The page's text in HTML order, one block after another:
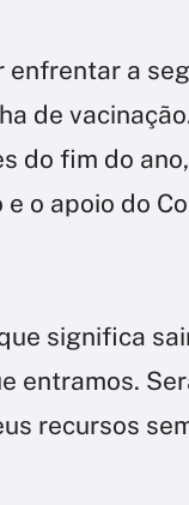
enfrentar a
de
do fim do
o apoio do
significa
entramos.
recursos